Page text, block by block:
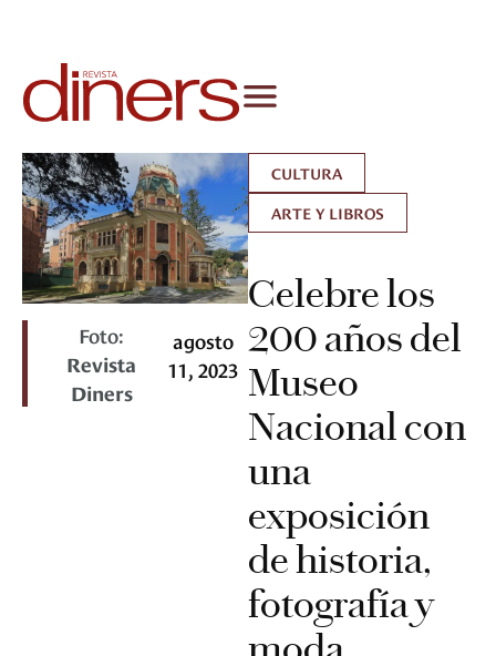
Foto:
Revista
Diners
agosto
11, 2023
CULTURA
ARTE Y LIBROS
Celebre los
200 años del
Museo
Nacional con
una
exposición
de historia,
fotografía y